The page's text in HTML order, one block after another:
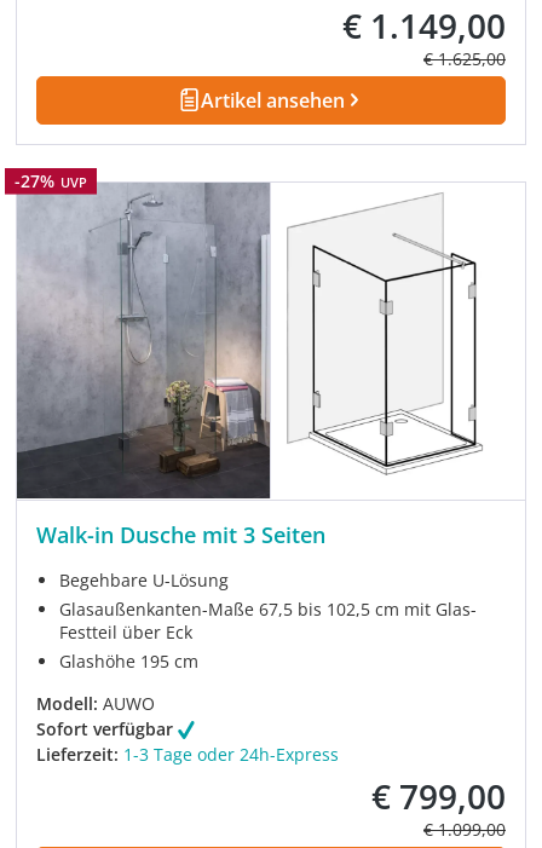
Verkaufspreis:
€ 1.149,00
Regulärer
€ 1.625,00
Artikel ansehen
Rabatt
-27% UVP
Walk-in Dusche mit 3 Seiten
Begehbare U-Lösung
Glasaußenkanten-Maße 67,5 bis 102,5 cm mit Glas-
Festteil über Eck
Glashöhe 195 cm
Modell: AUWO
Sofort verfügbar
Lieferzeit: 1-3 Tage oder 24h-Express
Verkaufspreis:
€ 799,00
Regulärer
€ 1.099,00